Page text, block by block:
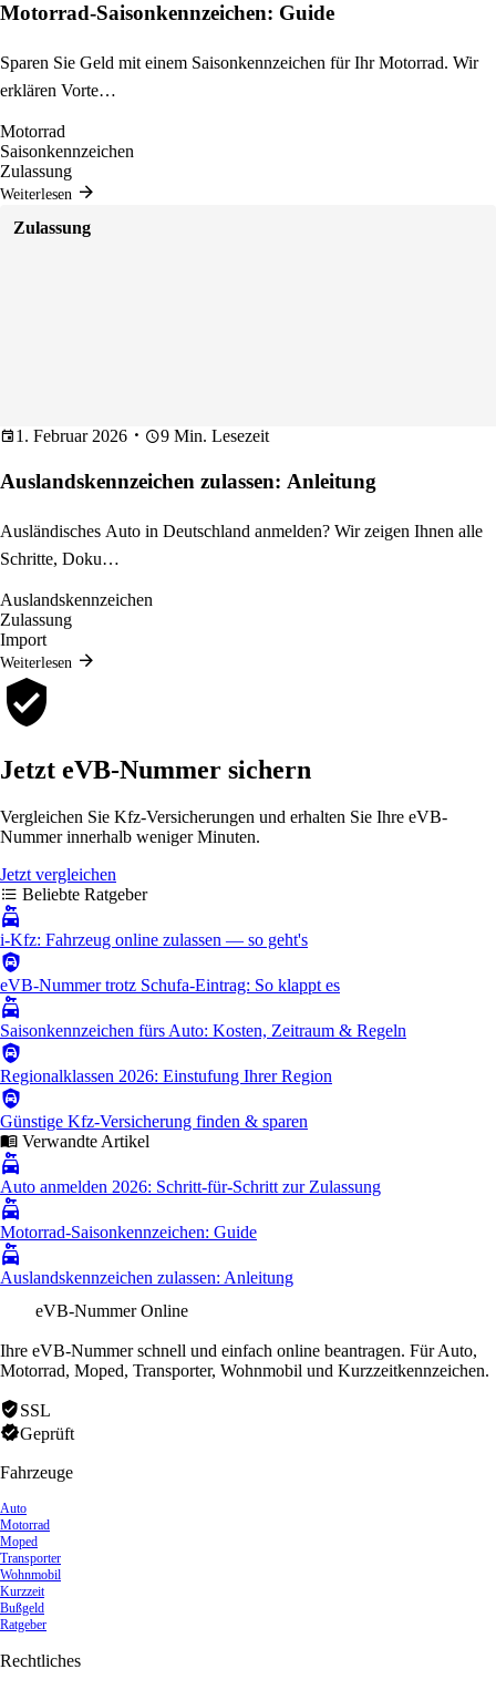
Motorrad-Saisonkennzeichen: Guide
Sparen Sie Geld mit einem Saisonkennzeichen für Ihr Motorrad. Wir
erklären Vorte…
Motorrad
Saisonkennzeichen
Zulassung
Weiterlesen
Zulassung
1. Februar 2026 9 Min. Lesezeit
Auslandskennzeichen zulassen: Anleitung
Ausländisches Auto in Deutschland anmelden? Wir zeigen Ihnen alle
Schritte, Doku…
Auslandskennzeichen
Zulassung
Import
Weiterlesen
Jetzt eVB-Nummer sichern
Vergleichen Sie Kfz-Versicherungen und erhalten Sie Ihre eVB-
Nummer innerhalb weniger Minuten.
Jetzt vergleichen
Beliebte Ratgeber
i-Kfz: Fahrzeug online zulassen — so geht's
eVB-Nummer trotz Schufa-Eintrag: So klappt es
Saisonkennzeichen fürs Auto: Kosten, Zeitraum & Regeln
Regionalklassen 2026: Einstufung Ihrer Region
Günstige Kfz-Versicherung finden & sparen
Verwandte Artikel
Auto anmelden 2026: Schritt-für-Schritt zur Zulassung
Motorrad-Saisonkennzeichen: Guide
Auslandskennzeichen zulassen: Anleitung
eVB-Nummer Online
Ihre eVB-Nummer schnell und einfach online beantragen. Für Auto,
Motorrad, Moped, Transporter, Wohnmobil und Kurzzeitkennzeichen.
SSL
Geprüft
Fahrzeuge
Auto
Motorrad
Moped
Transporter
Wohnmobil
Kurzzeit
Bußgeld
Ratgeber
Rechtliches